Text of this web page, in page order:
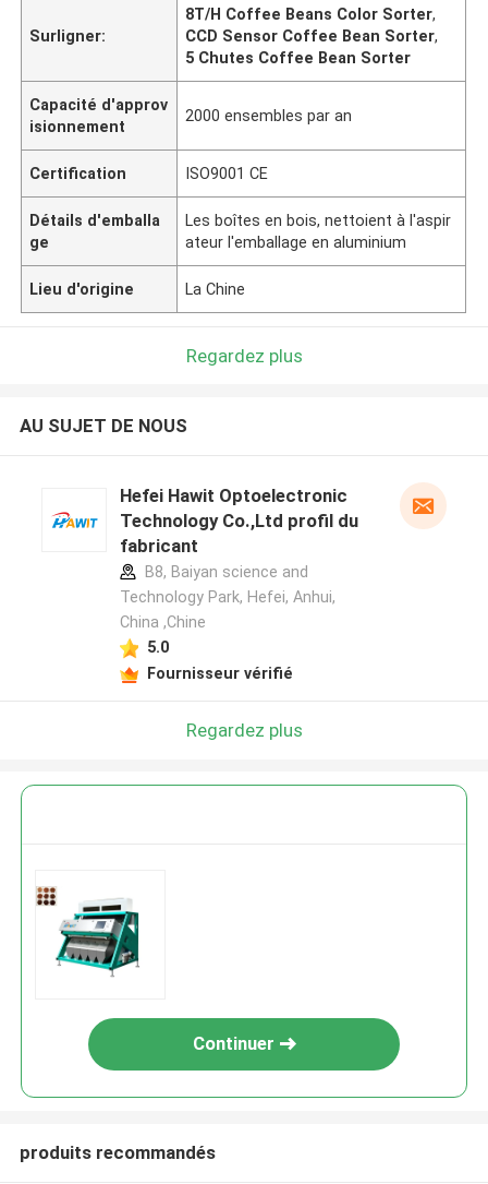
Surligner:
8T/H Coffee Beans Color Sorter,
CCD Sensor Coffee Bean Sorter,
5 Chutes Coffee Bean Sorter
Capacité d'approv
isionnement
2000 ensembles par an
Certification ISO9001 CE
Détails d'emballa
ge
Les boîtes en bois, nettoient à l'aspir
ateur l'emballage en aluminium
Lieu d'origine La Chine
Regardez plus
AU SUJET DE NOUS
Hefei Hawit Optoelectronic
Technology Co.,Ltd profil du
fabricant
B8, Baiyan science and
Technology Park, Hefei, Anhui,
China ,Chine
5.0
Fournisseur vérifié
Regardez plus
Continuer
produits recommandés